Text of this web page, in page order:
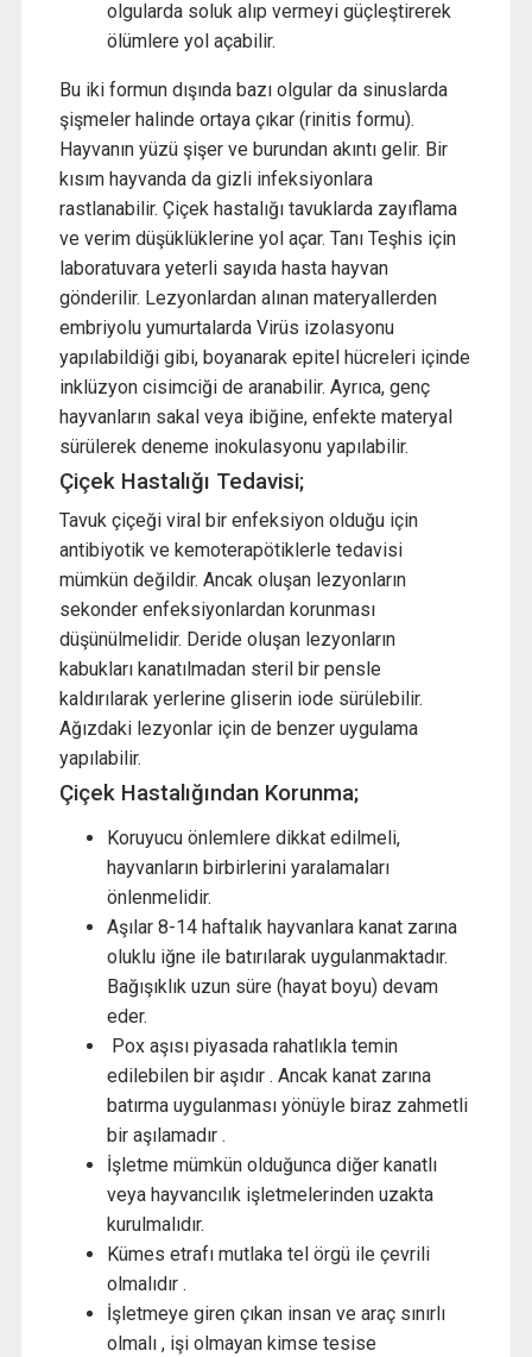
olgularda soluk alıp vermeyi güçleştirerek
ölümlere yol açabilir.
Bu iki formun dışında bazı olgular da sinuslarda
şişmeler halinde ortaya çıkar (rinitis formu).
Hayvanın yüzü şişer ve burundan akıntı gelir. Bir
kısım hayvanda da gizli infeksiyonlara
rastlanabilir. Çiçek hastalığı tavuklarda zayıflama
ve verim düşüklüklerine yol açar. Tanı Teşhis için
laboratuvara yeterli sayıda hasta hayvan
gönderilir. Lezyonlardan alınan materyallerden
embriyolu yumurtalarda Virüs izolasyonu
yapılabildiği gibi, boyanarak epitel hücreleri içinde
inklüzyon cisimciği de aranabilir. Ayrıca, genç
hayvanların sakal veya ibiğine, enfekte materyal
sürülerek deneme inokulasyonu yapılabilir.
Çiçek Hastalığı Tedavisi;
Tavuk çiçeği viral bir enfeksiyon olduğu için
antibiyotik ve kemoterapötiklerle tedavisi
mümkün değildir. Ancak oluşan lezyonların
sekonder enfeksiyonlardan korunması
düşünülmelidir. Deride oluşan lezyonların
kabukları kanatılmadan steril bir pensle
kaldırılarak yerlerine gliserin iode sürülebilir.
Ağızdaki lezyonlar için de benzer uygulama
yapılabilir.
Çiçek Hastalığından Korunma;
Koruyucu önlemlere dikkat edilmeli,
hayvanların birbirlerini yaralamaları
önlenmelidir.
Aşılar 8-14 haftalık hayvanlara kanat zarına
oluklu iğne ile batırılarak uygulanmaktadır.
Bağışıklık uzun süre (hayat boyu) devam
eder.
Pox aşısı piyasada rahatlıkla temin
edilebilen bir aşıdır . Ancak kanat zarına
batırma uygulanması yönüyle biraz zahmetli
bir aşılamadır .
İşletme mümkün olduğunca diğer kanatlı
veya hayvancılık işletmelerinden uzakta
kurulmalıdır.
Kümes etrafı mutlaka tel örgü ile çevrili
olmalıdır .
İşletmeye giren çıkan insan ve araç sınırlı
olmalı , işi olmayan kimse tesise